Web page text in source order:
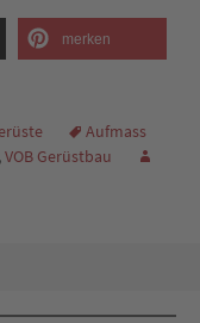
merken
Aufmass
,VOB Gerüstbau